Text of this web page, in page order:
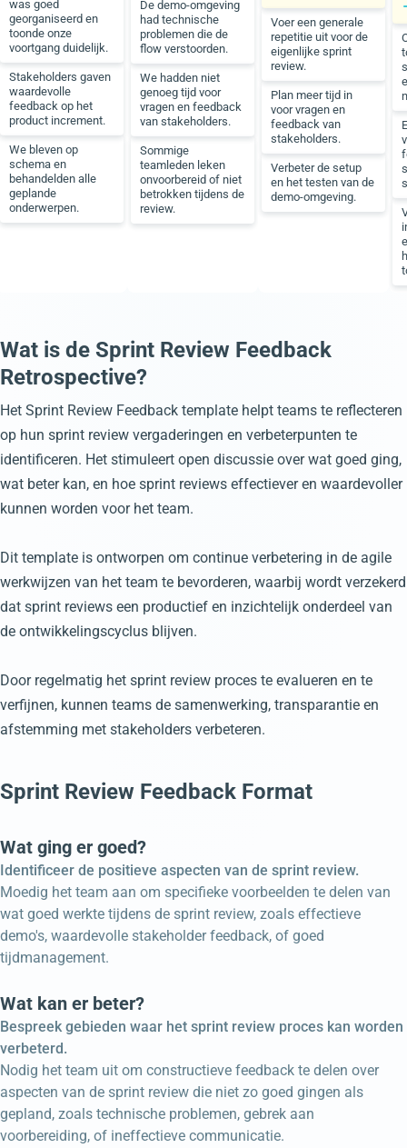
was goed
georganiseerd en
toonde onze
voortgang duidelijk.
Stakeholders gaven
waardevolle
feedback op het
product increment.
We bleven op
schema en
behandelden alle
geplande
onderwerpen.
De demo-omgeving
had technische
problemen die de
flow verstoorden.
We hadden niet
genoeg tijd voor
vragen en feedback
van stakeholders.
Sommige
teamleden leken
onvoorbereid of niet
betrokken tijdens de
review.
Voer een generale
repetitie uit voor de
eigenlijke sprint
review.
Plan meer tijd in
voor vragen en
feedback van
stakeholders.
Verbeter de setup
en het testen van de
demo-omgeving.
Wat is de Sprint Review Feedback
Retrospective?
Het Sprint Review Feedback template helpt teams te reflecteren
op hun sprint review vergaderingen en verbeterpunten te
identificeren. Het stimuleert open discussie over wat goed ging,
wat beter kan, en hoe sprint reviews effectiever en waardevoller
kunnen worden voor het team.
Dit template is ontworpen om continue verbetering in de agile
werkwijzen van het team te bevorderen, waarbij wordt verzekerd
dat sprint reviews een productief en inzichtelijk onderdeel van
de ontwikkelingscyclus blijven.
Door regelmatig het sprint review proces te evalueren en te
verfijnen, kunnen teams de samenwerking, transparantie en
afstemming met stakeholders verbeteren.
Sprint Review Feedback Format
Wat ging er goed?
Identificeer de positieve aspecten van de sprint review.
Moedig het team aan om specifieke voorbeelden te delen van
wat goed werkte tijdens de sprint review, zoals effectieve
demo's, waardevolle stakeholder feedback, of goed
tijdmanagement.
Wat kan er beter?
Bespreek gebieden waar het sprint review proces kan worden
verbeterd.
Nodig het team uit om constructieve feedback te delen over
aspecten van de sprint review die niet zo goed gingen als
gepland, zoals technische problemen, gebrek aan
voorbereiding, of ineffectieve communicatie.